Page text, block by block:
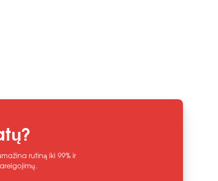
rutiną iki 99% ir